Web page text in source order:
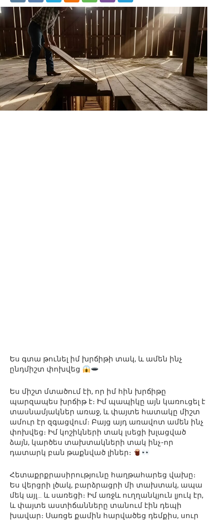
Ես գտա թունել իմ խրճիթի տակ, և ամեն ինչ
ընդմիշտ փոխվեց
Ես միշտ մտածում էի, որ իմ հին խրճիթը
պարզապես խրճիթ է։ Իմ պապիկը այն կառուցել է
տասնամյակներ առաջ, և փայտե հատակը միշտ
ամուր էր զգացվում։ Բայց այդ առավոտ ամեն ինչ
փոխվեց։ Իմ կոշիկների տակ լսեցի խլացված
ձայն, կարծես տախտակների տակ ինչ-որ
դատարկ բան թաքնված լիներ։
Հետաքրքրասիրությունը հաղթահարեց վախը։
Ես վերցրի լծակ, բարձրացրի մի տախտակ, ապա
մեկ այլ… և սառեցի։ Իմ առջև ուղղանկյուն լյուկ էր,
և փայտե աստիճանները տանում էին դեպի
խավար։ Սառցե քամին հարվածեց դեմքիս, սուր